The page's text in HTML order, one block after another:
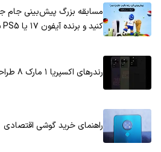
مسابقه بزرگ پیش‌بینی جام
کنید و برنده آیفون ۱۷ یا PS5 شوید!
رندرهای اکسپریا ۱ مارک ۸ طراحی جدید آن را تایید می‌کنند
راهنمای خرید گوشی اقتصادی